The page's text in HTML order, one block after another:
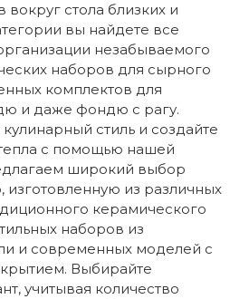
стола близких и
вы найдете все
незабываемого
наборов для сырного
комплектов для
и даже фондю с рагу.
стиль и создайте
с помощью нашей
широкий выбор
из различных
керамического
наборов из
и современных моделей с
Выбирайте
учитывая количество